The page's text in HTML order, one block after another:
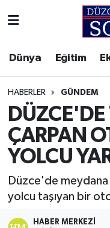
Dünya Eğitim
HABERLER GÜNDEM
ÇARPAN
YOLCU
Düzce'de meydana
yolcu taşıyan bir
HABER MERKEZI
Gizlilik
İletişim
Künye
Akçakoca Hava
Akçakoca Trafik
Süper Lig Puan
Son Dakika